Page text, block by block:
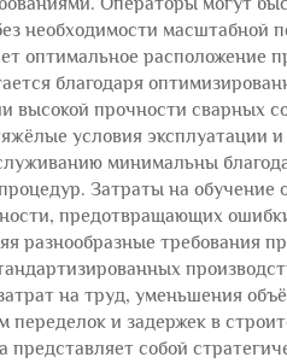
необходимости масштабной
оптимальное расположение
благодаря
прочности сварных
условия
минимальны
Затраты на обучение
предотвращающих
разнообразные требования
на труд, уменьшения
и задержек в
представляет собой